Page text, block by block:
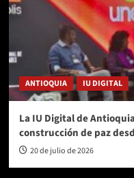
ANTIOQUIA IU DIGITAL
La IU Digital de
construcción de paz
20 de julio de 2026